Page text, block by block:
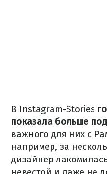
В Instagram-Stories
показала больше
важного для них с
например, за
дизайнер
невестой и даже не